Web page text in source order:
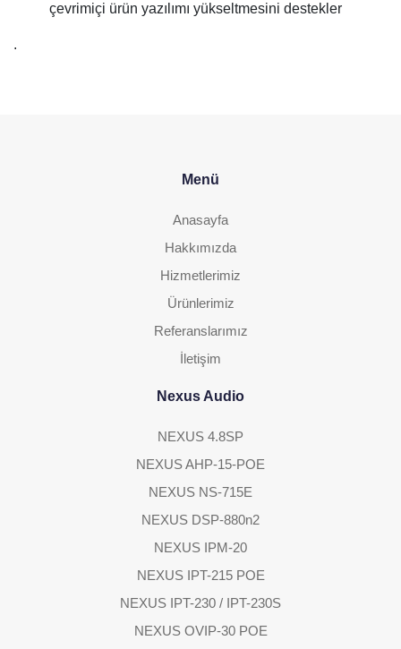
çevrimiçi ürün yazılımı yükseltmesini destekler
.
Menü
Anasayfa
Hakkımızda
Hizmetlerimiz
Ürünlerimiz
Referanslarımız
İletişim
Nexus Audio
NEXUS 4.8SP
NEXUS AHP-15-POE
NEXUS NS-715E
NEXUS DSP-880n2
NEXUS IPM-20
NEXUS IPT-215 POE
NEXUS IPT-230 / IPT-230S
NEXUS OVIP-30 POE